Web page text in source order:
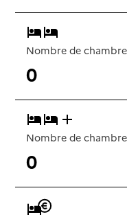
Nombre de
0
Nombre de
0